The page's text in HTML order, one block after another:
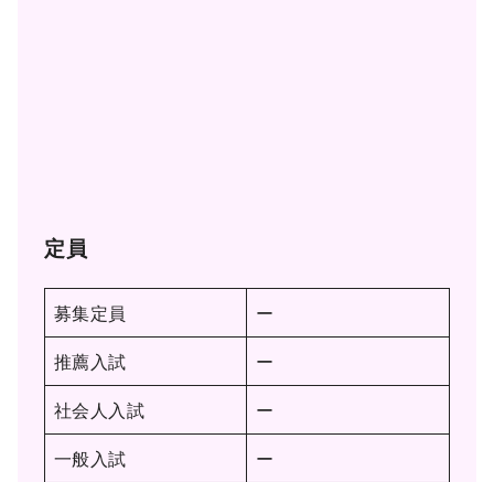
定員
募集定員
ー
推薦入試
ー
社会人入試
ー
一般入試
ー